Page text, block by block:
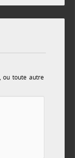
ou toute autre